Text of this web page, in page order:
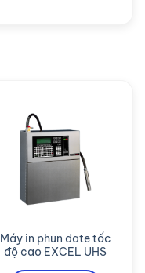
Máy in phun date tốc
độ cao EXCEL UHS